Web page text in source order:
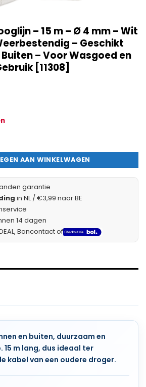
– 15 m – Ø 4 mm – Wit
– Geschikt
– Voor Wasgoed en
[11308]
– 15 m – Ø 4 mm – Wit – Robuust en
AAN WINKELWAGEN
garantie
in NL / €3,99 naar BE
14 dagen
Bancontact of
en buiten, duurzaam en
m lang, dus ideaal ter
kabel van een oudere droger.